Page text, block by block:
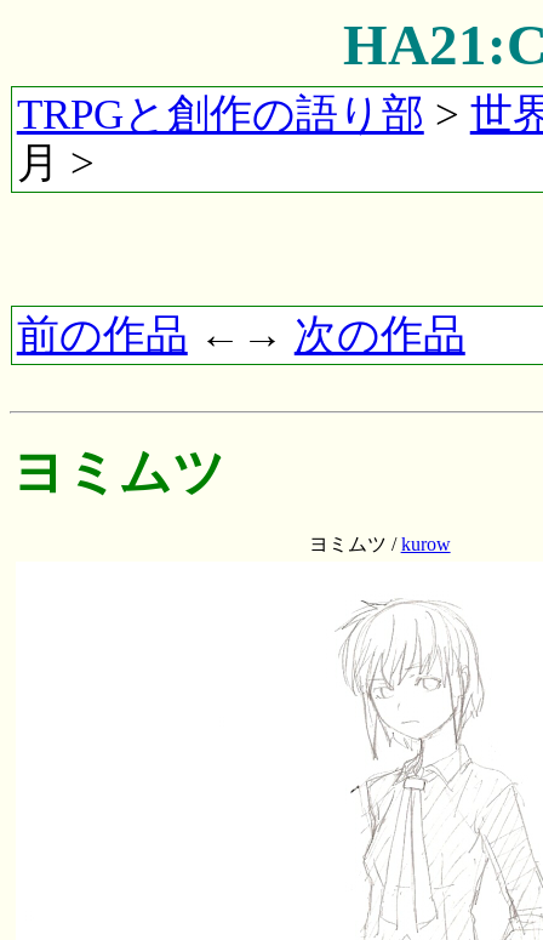
TRPGと創作の語り部 > 世
月 >
前の作品 ←→ 次の作品
ヨミムツ
ヨミムツ /kurow